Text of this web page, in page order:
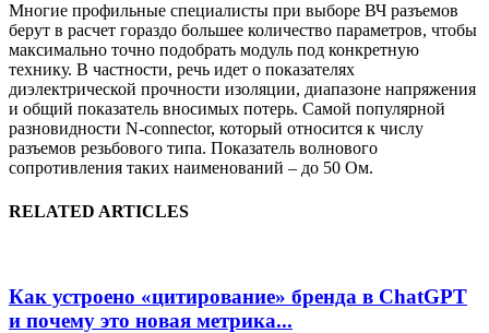
Многие профильные специалисты при выборе ВЧ разъемов
берут в расчет гораздо большее количество параметров, чтобы
максимально точно подобрать модуль под конкретную
технику. В частности, речь идет о показателях
диэлектрической прочности изоляции, диапазоне напряжения
и общий показатель вносимых потерь. Самой популярной
разновидности N-connector, который относится к числу
разъемов резьбового типа. Показатель волнового
сопротивления таких наименований – до 50 Ом.
RELATED ARTICLES
Как устроено «цитирование» бренда в ChatGPT
и почему это новая метрика...